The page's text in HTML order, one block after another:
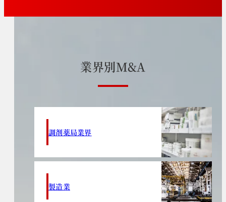
業界別M&A
調剤薬局業界
製造業